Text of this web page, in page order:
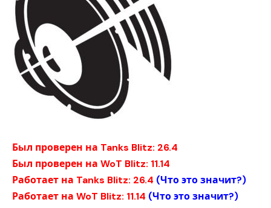
Был проверен на Tanks Blitz: 26.4
Был проверен на WoT Blitz: 11.14
Работает на Tanks Blitz: 26.4 (Что это значит?)
Работает на WoT Blitz: 11.14 (Что это значит?)